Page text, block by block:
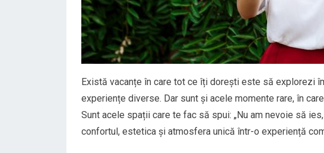
Există vacanțe în care tot ce îți dorești este să explorezi
experiențe diverse. Dar sunt și acele momente rare, în
Sunt acele spații care te fac să spui: „Nu am nevoie să
confortul, estetica și atmosfera unică într-o experiență